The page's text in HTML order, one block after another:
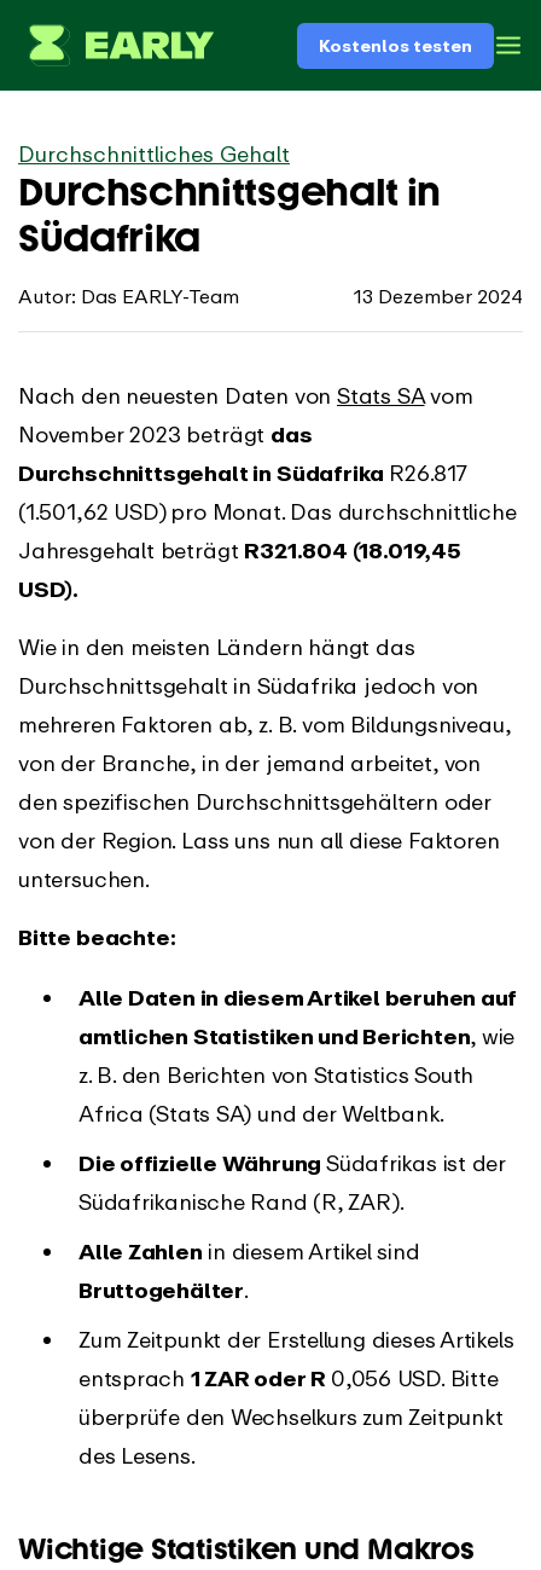
Kostenlos testen
Durchschnittliches Gehalt
Durchschnittsgehalt in
Südafrika
Autor: Das EARLY-Team 13 Dezember 2024
Nach den neuesten Daten von Stats SAvom
November 2023 beträgt das
Durchschnittsgehalt in Südafrika R26.817
(1.501,62 USD) pro Monat. Das durchschnittliche
Jahresgehalt beträgt R321.804 (18.019,45
USD).
Wie in den meisten Ländern hängt das
Durchschnittsgehalt in Südafrika jedoch von
mehreren Faktoren ab, z. B. vom Bildungsniveau,
von der Branche, in der jemand arbeitet, von
den spezifischen Durchschnittsgehältern oder
von der Region. Lass uns nun all diese Faktoren
untersuchen.
Bitte beachte:
Alle Daten in diesem Artikel beruhen auf
amtlichen Statistiken und Berichten, wie
z. B. den Berichten von Statistics South
Africa (Stats SA) und der Weltbank.
Die offizielle Währung Südafrikas ist der
Südafrikanische Rand (R, ZAR).
Alle Zahlen in diesem Artikel sind
Bruttogehälter.
Zum Zeitpunkt der Erstellung dieses Artikels
entsprach 1 ZAR oder R 0,056 USD. Bitte
überprüfe den Wechselkurs zum Zeitpunkt
des Lesens.
Wichtige Statistiken und Makros